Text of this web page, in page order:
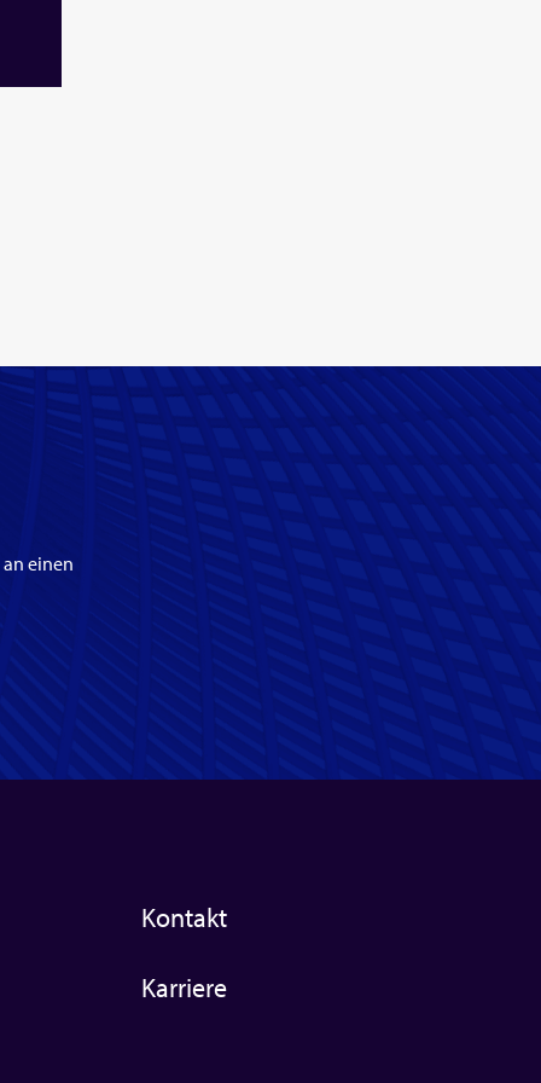
einen
Kontakt
Karriere